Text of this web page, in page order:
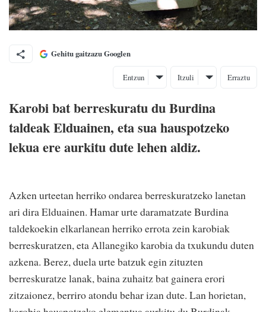
Gehitu gaitzazu Googlen
Entzun Itzuli Erraztu
Karobi bat berreskuratu du Burdina
taldeak Elduainen, eta sua hauspotzeko
lekua ere aurkitu dute lehen aldiz.
Azken urteetan herriko ondarea berreskuratzeko lanetan
ari dira Elduainen. Hamar urte daramatzate Burdina
taldekoekin elkarlanean herriko errota zein karobiak
berreskuratzen, eta Allanegiko karobia da txukundu duten
azkena. Berez, duela urte batzuk egin zituzten
berreskuratze lanak, baina zuhaitz bat gainera erori
zitzaionez, berriro atondu behar izan dute. Lan horietan,